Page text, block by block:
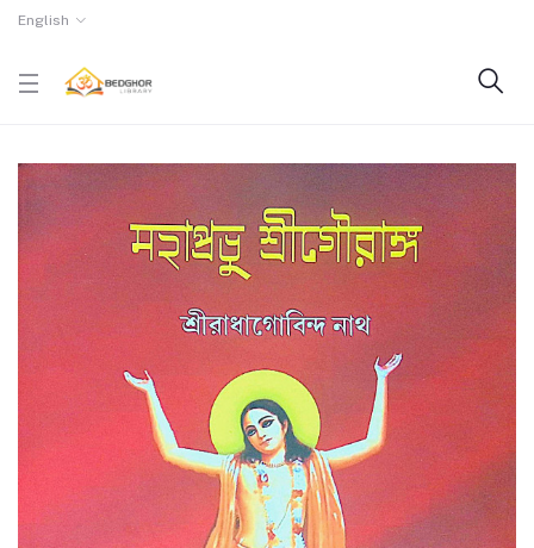
English